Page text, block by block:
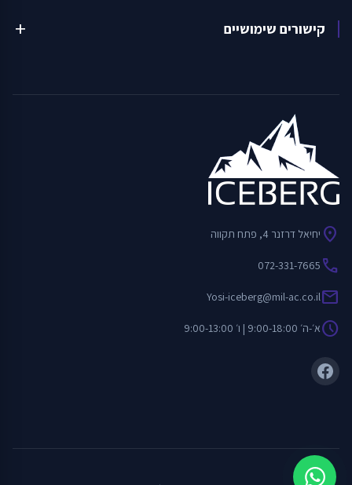
קישורים שימושיים add
location_on יחיאל דרזנר 4, פתח תקווה
call
072-331-7665
mail
Yosi-iceberg@mil-ac.co.il
scheduleא׳-ה׳ 9:00-18:00 | ו׳ 9:00-13:00